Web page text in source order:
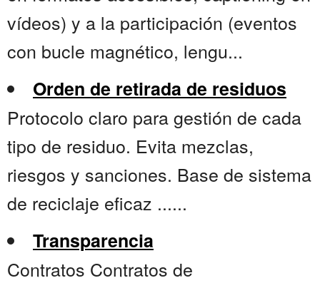
vídeos) y a la participación (eventos
con bucle magnético, lengu...
Orden de retirada de residuos
Protocolo claro para gestión de cada
tipo de residuo. Evita mezclas,
riesgos y sanciones. Base de sistema
de reciclaje eficaz ......
Transparencia
Contratos Contratos de